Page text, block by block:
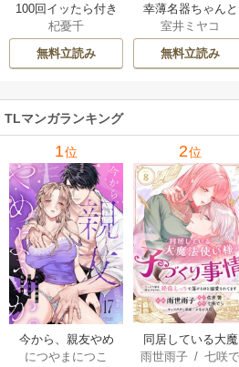
100回イッたら付き
合って？ 無愛想な
ライバル同期の溺
愛絶倫セックス
杞憂千
無料立読み
幸薄名器ちゃんと
絶倫エリートくん
むさぼりエッチが
甘すぎる（分冊
室井ミヤコ
無料立読み
TLマンガランキング
1位
今から、親友やめ
ようか。～腐れ縁
につやまにつこ
2位
同居している大魔
法使い様の子づく
雨世雨子 /七咲で